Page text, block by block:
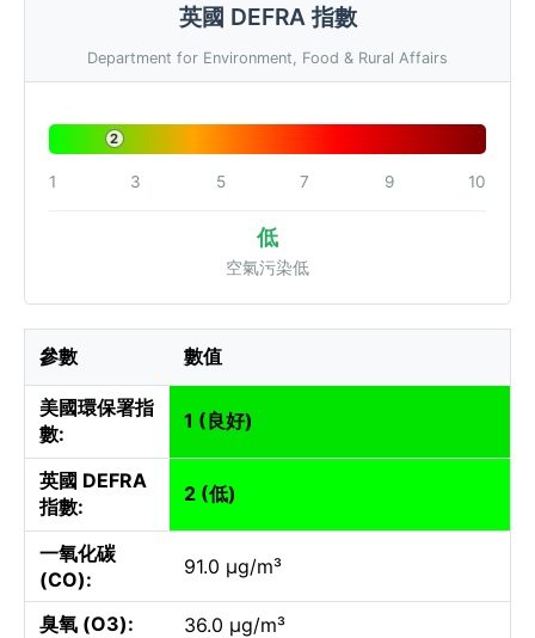
英國 DEFRA 指數
Department for Environment, Food & Rural Affairs
2
1 3 5 7 9 10
低
空氣污染低
參數 數值
美國環保署指
數:
1 (良好)
英國 DEFRA
指數:
2 (低)
一氧化碳
(CO):
91.0 µg/m³
臭氧 (O3):
36.0 µg/m³